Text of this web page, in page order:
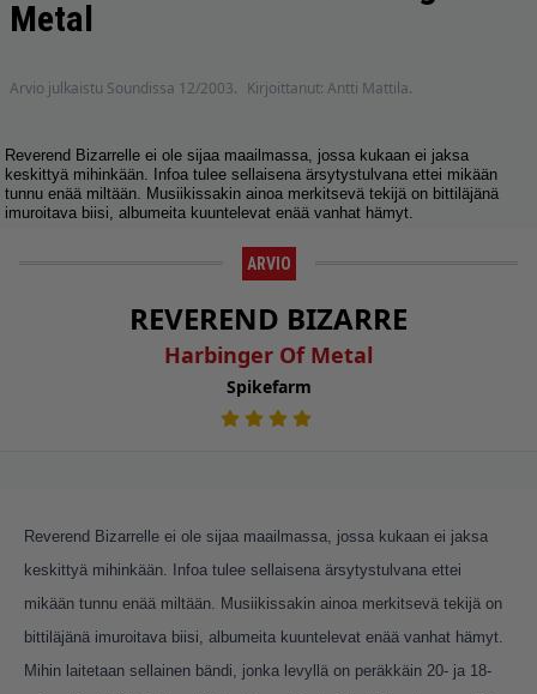
Metal
Arvio julkaistu Soundissa 12/2003. Kirjoittanut: Antti Mattila.
Reverend Bizarrelle ei ole sijaa maailmassa, jossa kukaan ei jaksa
keskittyä mihinkään. Infoa tulee sellaisena ärsytystulvana ettei mikään
tunnu enää miltään. Musiikissakin ainoa merkitsevä tekijä on bittiläjänä
imuroitava biisi, albumeita kuuntelevat enää vanhat hämyt.
ARVIO
REVEREND BIZARRE
Harbinger Of Metal
Spikefarm
Reverend Bizarrelle ei ole sijaa maailmassa, jossa kukaan ei jaksa
keskittyä mihinkään. Infoa tulee sellaisena ärsytystulvana ettei
mikään tunnu enää miltään. Musiikissakin ainoa merkitsevä tekijä on
bittiläjänä imuroitava biisi, albumeita kuuntelevat enää vanhat hämyt.
Mihin laitetaan sellainen bändi, jonka levyllä on peräkkäin 20- ja 18-